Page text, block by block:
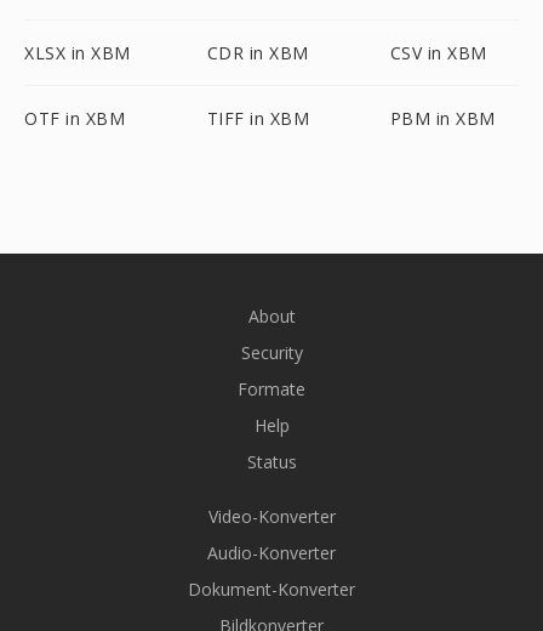
XLSX in XBM CDR in XBM CSV in XBM
OTF in XBM TIFF in XBM PBM in XBM
About
Security
Formate
Help
Status
Video-Konverter
Audio-Konverter
Dokument-Konverter
Bildkonverter